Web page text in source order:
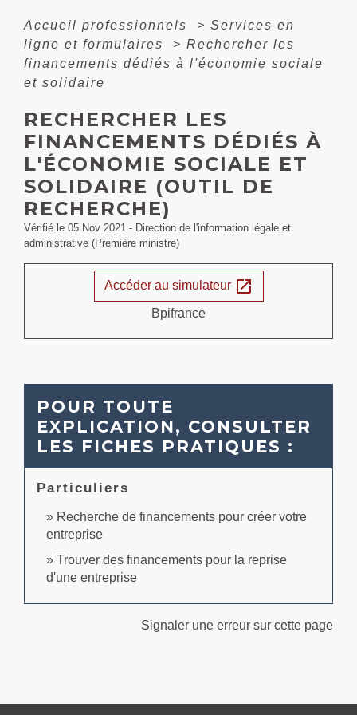
Accueil professionnels > Services en
ligne et formulaires
> Rechercher les
financements dédiés à l'économie sociale
et solidaire
RECHERCHER LES
FINANCEMENTS DÉDIÉS À
L'ÉCONOMIE SOCIALE ET
SOLIDAIRE (OUTIL DE
RECHERCHE)
Vérifié le 05 Nov 2021 - Direction de l'information légale et
administrative (Première ministre)
Accéder au simulateur open_in_new
Bpifrance
POUR TOUTE
EXPLICATION, CONSULTER
LES FICHES PRATIQUES :
Particuliers
Recherche de financements pour créer votre
entreprise
Trouver des financements pour la reprise
d'une entreprise
Signaler une erreur sur cette page